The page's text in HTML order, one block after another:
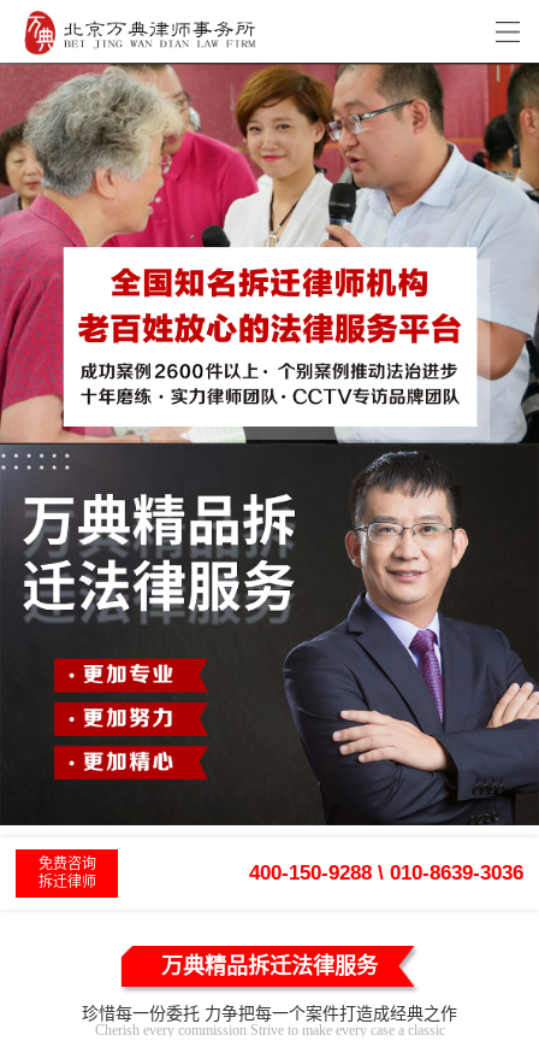
免费咨询
拆迁律师
400-150-9288 \ 010-8639-3036
万典精品拆迁法律服务
珍惜每一份委托 力争把每一个案件打造成经典之作
Cherish every commission Strive to make every case a classic